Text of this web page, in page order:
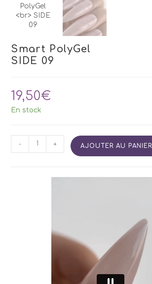
Smart PolyGel
SIDE 09
19,50€
En stock
quantité
- + AJOUTER AU PANIER